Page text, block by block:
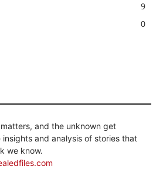
9
0
and the unknown get
and analysis of stories that
we know.